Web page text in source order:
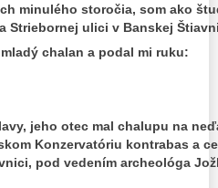
minulého storočia, som ako
Striebornej ulici v Banskej
chalan a podal mi ruku:
jeho otec mal chalupu na
Konzervatóriu kontrabas a
pod vedením archeológa